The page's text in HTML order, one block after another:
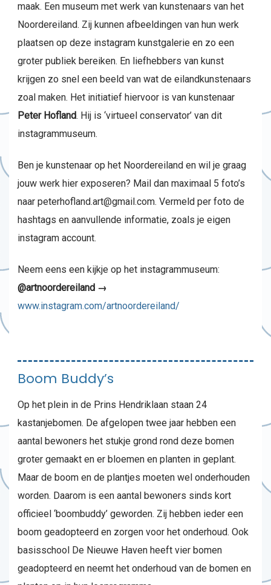
maak. Een museum met werk van kunstenaars van het
Noordereiland. Zij kunnen afbeeldingen van hun werk
plaatsen op deze instagram kunstgalerie en zo een
groter publiek bereiken. En liefhebbers van kunst
krijgen zo snel een beeld van wat de eilandkunstenaars
zoal maken. Het initiatief hiervoor is van kunstenaar
Peter Hofland. Hij is ‘virtueel conservator’ van dit
instagrammuseum.
Ben je kunstenaar op het Noordereiland en wil je graag
jouw werk hier exposeren? Mail dan maximaal 5 foto’s
naar peterhofland.art@gmail.com. Vermeld per foto de
hashtags en aanvullende informatie, zoals je eigen
instagram account.
Neem eens een kijkje op het instagrammuseum:
@artnoordereiland →
www.instagram.com/artnoordereiland/
Boom Buddy’s
Op het plein in de Prins Hendriklaan staan 24
kastanjebomen. De afgelopen twee jaar hebben een
aantal bewoners het stukje grond rond deze bomen
groter gemaakt en er bloemen en planten in geplant.
Maar de boom en de plantjes moeten wel onderhouden
worden. Daarom is een aantal bewoners sinds kort
officieel ‘boombuddy’ geworden. Zij hebben ieder een
boom geadopteerd en zorgen voor het onderhoud. Ook
basisschool De Nieuwe Haven heeft vier bomen
geadopteerd en neemt het onderhoud van de bomen en